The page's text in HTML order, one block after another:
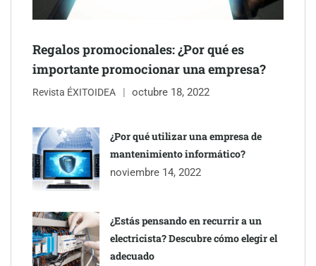
Regalos promocionales: ¿Por qué es
importante promocionar una empresa?
Revista ÉXITOIDEA octubre 18, 2022
¿Por qué utilizar una empresa de
mantenimiento informático?
noviembre 14, 2022
¿Estás pensando en recurrir a un
electricista? Descubre cómo elegir el
adecuado